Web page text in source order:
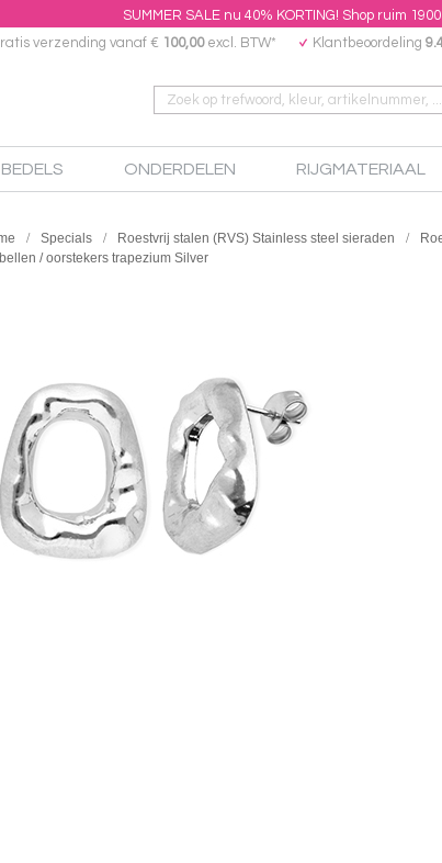
SUMMER SALE nu 40% KORTING! Shop ruim
verzending vanaf € 100,00excl. BTW* Klantbeoordeling
ONDERDELEN RIJGMATERIAAL
Specials Roestvrij stalen (RVS) Stainless steel sieraden
/ oorstekers trapezium Silver